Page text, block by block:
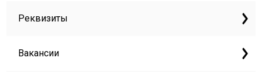
Реквизиты
Вакансии